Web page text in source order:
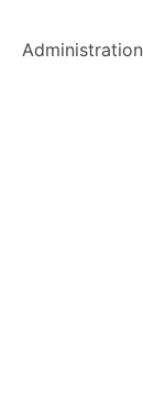
Administration